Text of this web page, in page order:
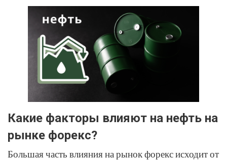
Какие факторы влияют на нефть на
рынке форекс?
Большая часть влияния на рынок форекс исходит от